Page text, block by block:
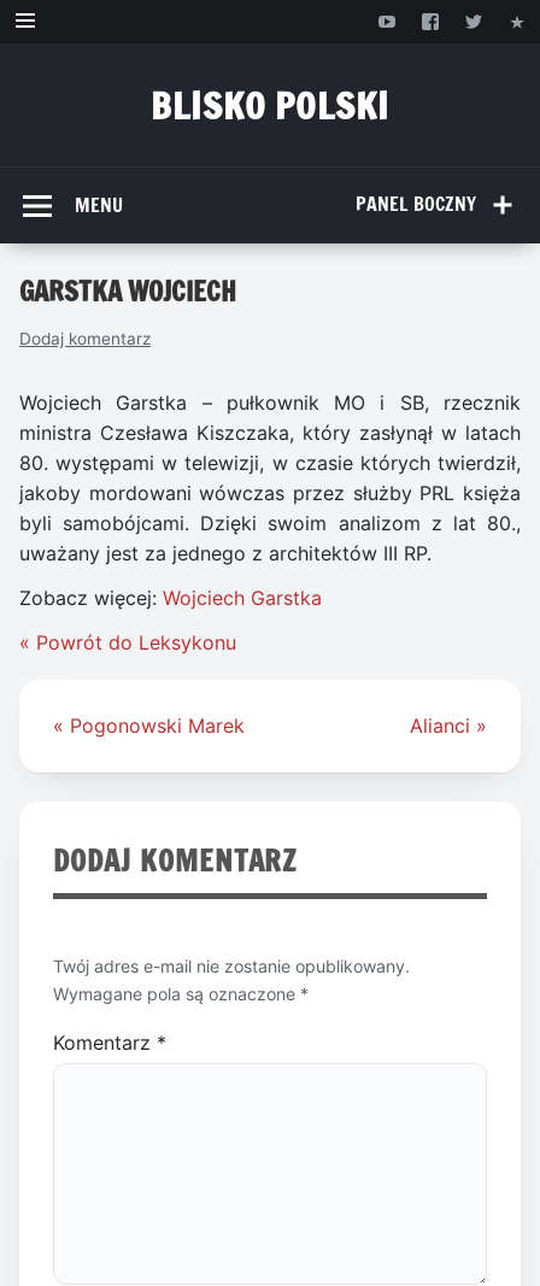
Przejdź
BLISKO POLSKI
PANEL BOCZNY
MENU
GARSTKA WOJCIECH
Dodaj komentarz
Wojciech Garstka – pułkownik MO i SB, rzecznik
ministra Czesława Kiszczaka, który zasłynął w latach
80. występami w telewizji, w czasie których twierdził,
jakoby mordowani wówczas przez służby PRL księża
byli samobójcami. Dzięki swoim analizom z lat 80.,
uważany jest za jednego z architektów III RP.
Zobacz więcej: Wojciech Garstka
« Powrót do Leksykonu
Nawigacja
« Pogonowski Marek Alianci »
DODAJ KOMENTARZ
Twój adres e-mail nie zostanie opublikowany.
Wymagane pola są oznaczone *
Komentarz *